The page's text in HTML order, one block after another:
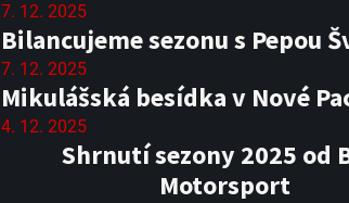
7. 12. 2025
Bilancujeme sezonu s Pepou
7. 12. 2025
Mikulášská besídka v Nové
4. 12. 2025
Shrnutí sezony 2025 od
Motorsport